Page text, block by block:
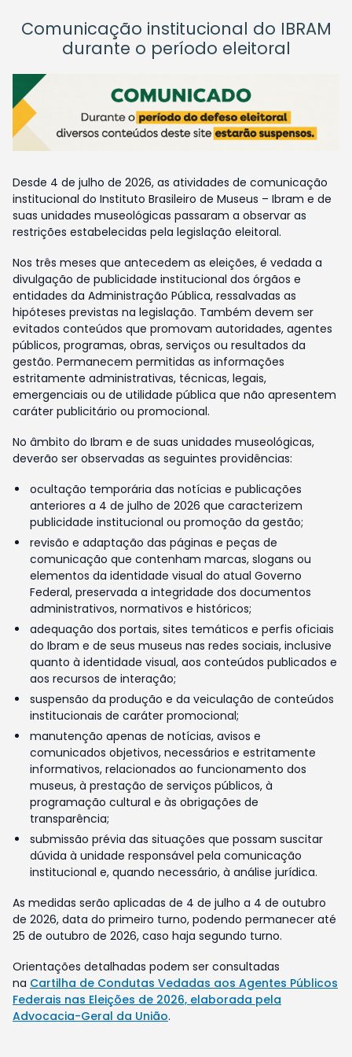
Comunicação institucional do IBRAM
durante o período eleitoral
Desde 4 de julho de 2026, as atividades de comunicação
institucional do Instituto Brasileiro de Museus – Ibram e de
suas unidades museológicas passaram a observar as
restrições estabelecidas pela legislação eleitoral.
Nos três meses que antecedem as eleições, é vedada a
divulgação de publicidade institucional dos órgãos e
entidades da Administração Pública, ressalvadas as
hipóteses previstas na legislação. Também devem ser
evitados conteúdos que promovam autoridades, agentes
públicos, programas, obras, serviços ou resultados da
gestão. Permanecem permitidas as informações
estritamente administrativas, técnicas, legais,
emergenciais ou de utilidade pública que não apresentem
caráter publicitário ou promocional.
No âmbito do Ibram e de suas unidades museológicas,
deverão ser observadas as seguintes providências:
ocultação temporária das notícias e publicações
anteriores a 4 de julho de 2026 que caracterizem
publicidade institucional ou promoção da gestão;
revisão e adaptação das páginas e peças de
comunicação que contenham marcas, slogans ou
elementos da identidade visual do atual Governo
Federal, preservada a integridade dos documentos
administrativos, normativos e históricos;
adequação dos portais, sites temáticos e perfis oficiais
do Ibram e de seus museus nas redes sociais, inclusive
quanto à identidade visual, aos conteúdos publicados e
aos recursos de interação;
suspensão da produção e da veiculação de conteúdos
institucionais de caráter promocional;
manutenção apenas de notícias, avisos e
comunicados objetivos, necessários e estritamente
informativos, relacionados ao funcionamento dos
museus, à prestação de serviços públicos, à
programação cultural e às obrigações de
transparência;
submissão prévia das situações que possam suscitar
dúvida à unidade responsável pela comunicação
institucional e, quando necessário, à análise jurídica.
As medidas serão aplicadas de 4 de julho a 4 de outubro
de 2026, data do primeiro turno, podendo permanecer até
25 de outubro de 2026, caso haja segundo turno.
Orientações detalhadas podem ser consultadas
na Cartilha de Condutas Vedadas aos Agentes Públicos
Federais nas Eleições de 2026, elaborada pela
Advocacia-Geral da União.